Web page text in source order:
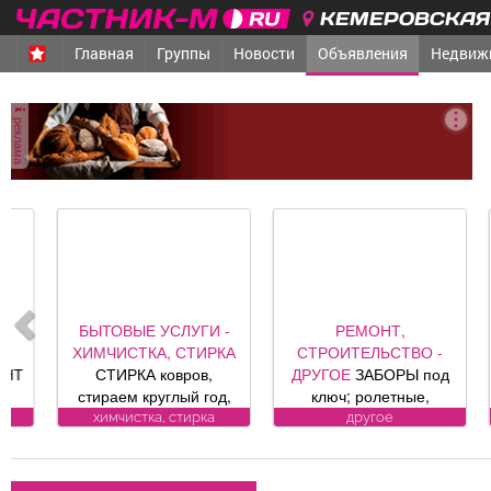
КЕМЕРОВСКАЯ
Главная Группы Новости Объявления
реклама
БЫТОВЫЕ УСЛУГИ -
ХИМЧИСТКА, СТИРКА
СТИРКА ковров,
стираем круглый год,
заберем и привезем
Пенсионерам скидка
10%. (Фабрика «Чистый
химчистка, стирка
РЕМОНТ,
СТРОИТЕЛЬСТВО -
ДРУГОЕЗАБОРЫ под
ключ; ролетные,
секционные ворота (от
представителя
другое